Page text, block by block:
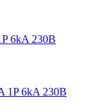
6kA 230В